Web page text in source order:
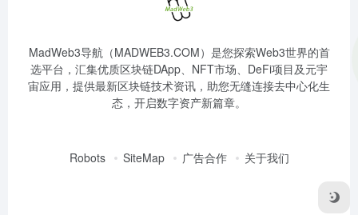
MadWeb3导航（MADWEB3.COM）是您探索Web3世界的首
选平台，汇集优质区块链DApp、NFT市场、DeFi项目及元宇
宙应用，提供最新区块链技术资讯，助您无缝连接去中心化生
态，开启数字资产新篇章。
Robots SiteMap 广告合作 关于我们